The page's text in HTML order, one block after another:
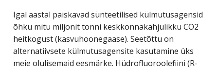
Igal aastal paiskavad sünteetilised külmutusagensid
õhku mitu miljonit tonni keskkonnakahjulikku CO2
heitkogust (kasvuhoonegaase). Seetõttu on
alternatiivsete külmutusagensite kasutamine üks
meie olulisemaid eesmärke. Hüdrofluoroolefiini (R-